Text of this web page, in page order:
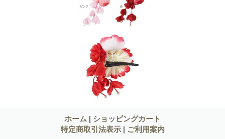
ホーム | ショッピングカート
特定商取引法表示 | ご利用案内